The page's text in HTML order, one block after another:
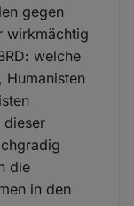
gegen
wirkmächtig
welche
Humanisten
dieser
die
in den